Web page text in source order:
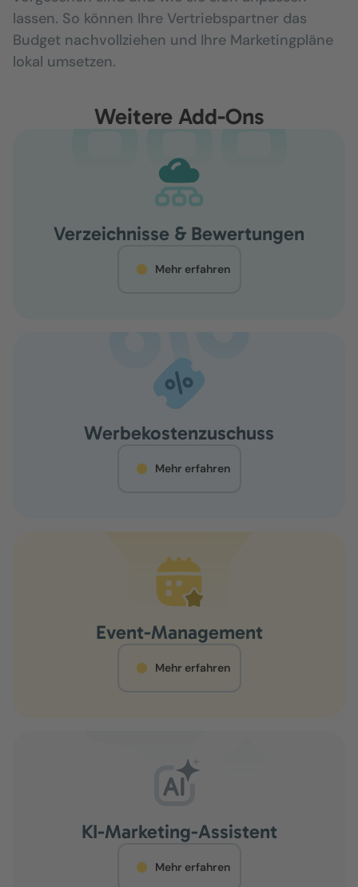
lassen. So können Ihre Vertriebspartner das
Budget nachvollziehen und Ihre Marketingpläne
lokal umsetzen.
Weitere Add-Ons
Verzeichnisse & Bewertungen
Mehr erfahren
Werbekostenzuschuss
Mehr erfahren
Event-Management
Mehr erfahren
KI-Marketing-Assistent
Mehr erfahren